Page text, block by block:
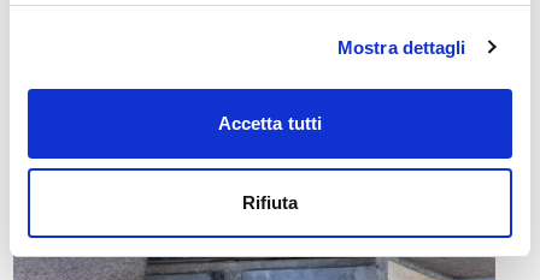
Mostra dettagli
Accetta tutti
Rifiuta